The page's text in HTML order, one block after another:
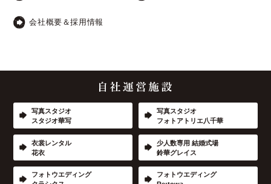
会社概要＆採用情報
写真スタジオ
スタジオ華写
写真スタジオ
フォトアトリエ八千華
衣裳レンタル
花衣
少人数専用 結婚式場
鈴華グレイス
フォトウエディング
フォトウエディング